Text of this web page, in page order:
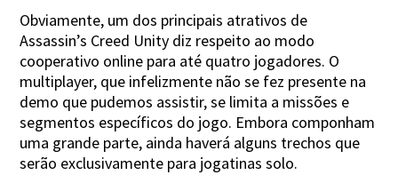
Obviamente, um dos principais atrativos de
Assassin’s Creed Unity diz respeito ao modo
cooperativo online para até quatro jogadores. O
multiplayer, que infelizmente não se fez presente na
demo que pudemos assistir, se limita a missões e
segmentos específicos do jogo. Embora componham
uma grande parte, ainda haverá alguns trechos que
serão exclusivamente para jogatinas solo.